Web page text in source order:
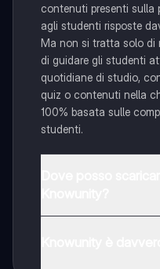
contenuti presenti sulla
agli studenti risposte
Ma non si tratta solo di
di guidare gli studenti
quotidiane di studio,
quiz o contenuti nella
100% basata sulle
studenti.